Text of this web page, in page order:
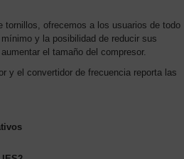
tornillos, ofrecemos a los usuarios de todo
y la posibilidad de reducir sus
el tamaño del compresor.
y el convertidor de frecuencia reporta las